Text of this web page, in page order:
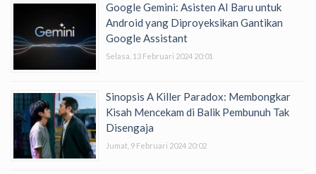
Google Gemini: Asisten AI Baru untuk
Android yang Diproyeksikan Gantikan
Google Assistant
Selasa, 13 Februari 2024 20:01
Sinopsis A Killer Paradox: Membongkar
Kisah Mencekam di Balik Pembunuh Tak
Disengaja
Jumat, 9 Februari 2024 20:02